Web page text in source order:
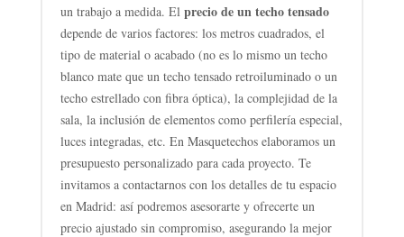
un trabajo a medida. El precio de un techo tensado
depende de varios factores: los metros cuadrados, el
tipo de material o acabado (no es lo mismo un techo
blanco mate que un techo tensado retroiluminado o un
techo estrellado con fibra óptica), la complejidad de la
sala, la inclusión de elementos como perfilería especial,
luces integradas, etc. En Masquetechos elaboramos un
presupuesto personalizado para cada proyecto. Te
invitamos a contactarnos con los detalles de tu espacio
en Madrid: así podremos asesorarte y ofrecerte un
precio ajustado sin compromiso, asegurando la mejor